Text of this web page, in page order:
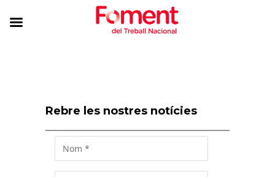
Rebre les nostres notícies